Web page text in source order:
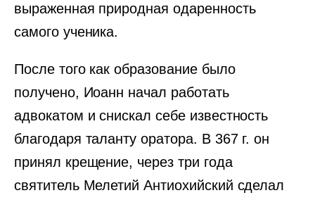
выраженная природная одаренность
самого ученика.
После того как образование было
получено, Иоанн начал работать
адвокатом и снискал себе известность
благодаря таланту оратора. В 367 г. он
принял крещение, через три года
святитель Мелетий Антиохийский сделал